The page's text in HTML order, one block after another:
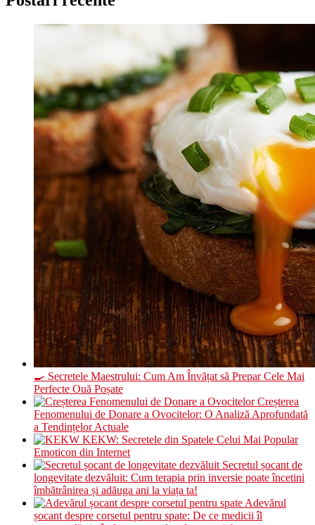
🍳 Secretele Maestrului: Cum Am Învățat să Prepar Cele Mai
Perfecte Ouă Poșate
Creșterea
Fenomenului de Donare a Ovocitelor: O Analiză Aprofundată
a Tendințelor Actuale
KEKW: Secretele din Spatele Celui Mai Popular
Emoticon din Internet
Secretul șocant de
longevitate dezvăluit: Cum terapia prin inversie poate încetini
îmbătrânirea și adăuga ani la viața ta!
Adevărul
șocant despre corsetul pentru spate: De ce medicii îl